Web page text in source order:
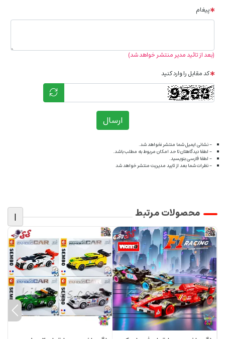
پیغام
(بعد از تائید مدیر منتشر خواهد شد)
کد مقابل را وارد کنید
ارسال
- نشانی ایمیل شما منتشر نخواهد شد.
- لطفا دیدگاهتان تا حد امکان مربوط به مطلب باشد.
- لطفا فارسی بنویسید.
- نظرات شما بعد از تایید مدیریت منتشر خواهد شد
محصولات مرتبط |